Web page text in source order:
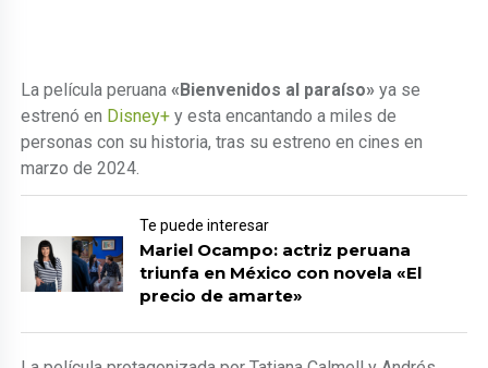
La película peruana«Bienvenidos al paraíso» ya se
estrenó en Disney+ y esta encantando a miles de
personas con su historia, tras su estreno en cines en
marzo de 2024.
Te puede interesar
Mariel Ocampo: actriz peruana
triunfa en México con novela «El
precio de amarte»